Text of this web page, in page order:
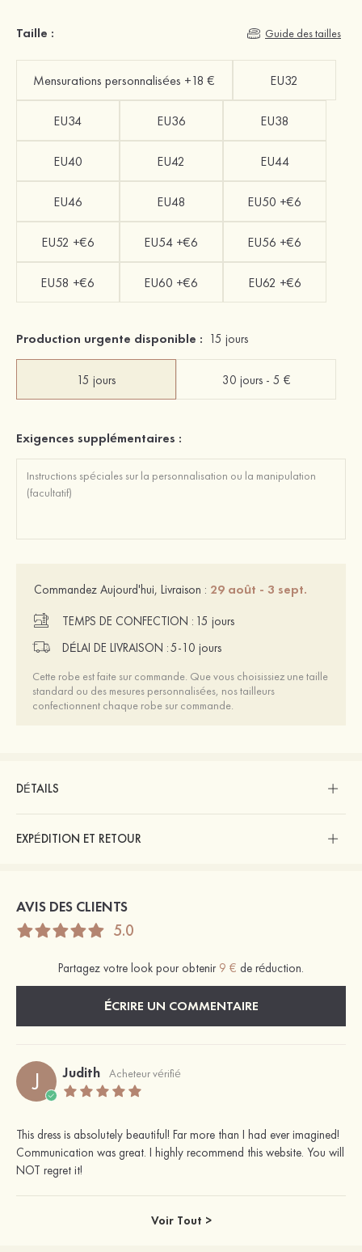
Taille : Guide des tailles
Mensurations personnalisées +18 € EU32
EU34 EU36 EU38
EU40 EU42 EU44
EU46 EU48 EU50 +€6
EU52 +€6 EU54 +€6 EU56 +€6
EU58 +€6 EU60 +€6 EU62 +€6
Production urgente disponible : 15 jours
15 jours 30 jours - 5 €
Exigences supplémentaires :
Commandez Aujourd'hui, Livraison : 29 août - 3 sept.
TEMPS DE CONFECTION : 15 jours
DÉLAI DE LIVRAISON :5-10 jours
Cette robe est faite sur commande. Que vous choisissiez une taille
standard ou des mesures personnalisées, nos tailleurs
confectionnent chaque robe sur commande.
DÉTAILS
EXPÉDITION ET RETOUR
AVIS DES CLIENTS
5.0
Partagez votre look pour obtenir 9 € de réduction.
ÉCRIRE UN COMMENTAIRE
J Judith Acheteur vérifié
This dress is absolutely beautiful! Far more than I had ever imagined!
Communication was great. I highly recommend this website. You will
NOT regret it!
Voir Tout >